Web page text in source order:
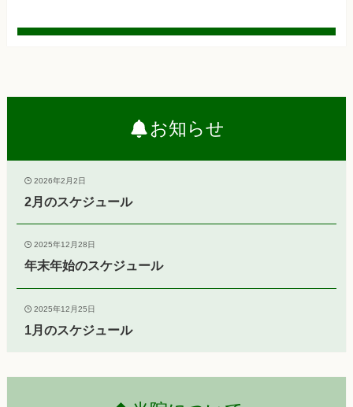
お知らせ
2026年2月2日
2月のスケジュール
2025年12月28日
年末年始のスケジュール
2025年12月25日
1月のスケジュール